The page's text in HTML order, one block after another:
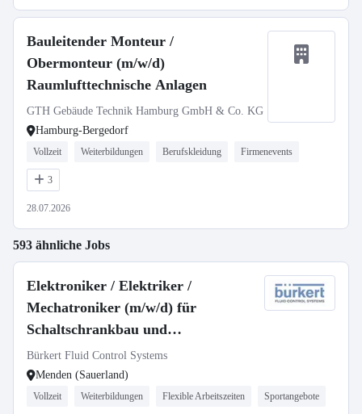
Bauleitender Monteur /
Obermonteur (m/w/d)
Raumlufttechnische Anlagen
GTH Gebäude Technik Hamburg GmbH & Co. KG
Hamburg-Bergedorf
Vollzeit Weiterbildungen Berufskleidung Firmenevents
3
28.07.2026
593 ähnliche Jobs
Elektroniker / Elektriker /
Mechatroniker (m/w/d) für
Schaltschrankbau und
Prototypenfertigung
Bürkert Fluid Control Systems
Menden (Sauerland)
Vollzeit Weiterbildungen Flexible Arbeitszeiten Sportangebote